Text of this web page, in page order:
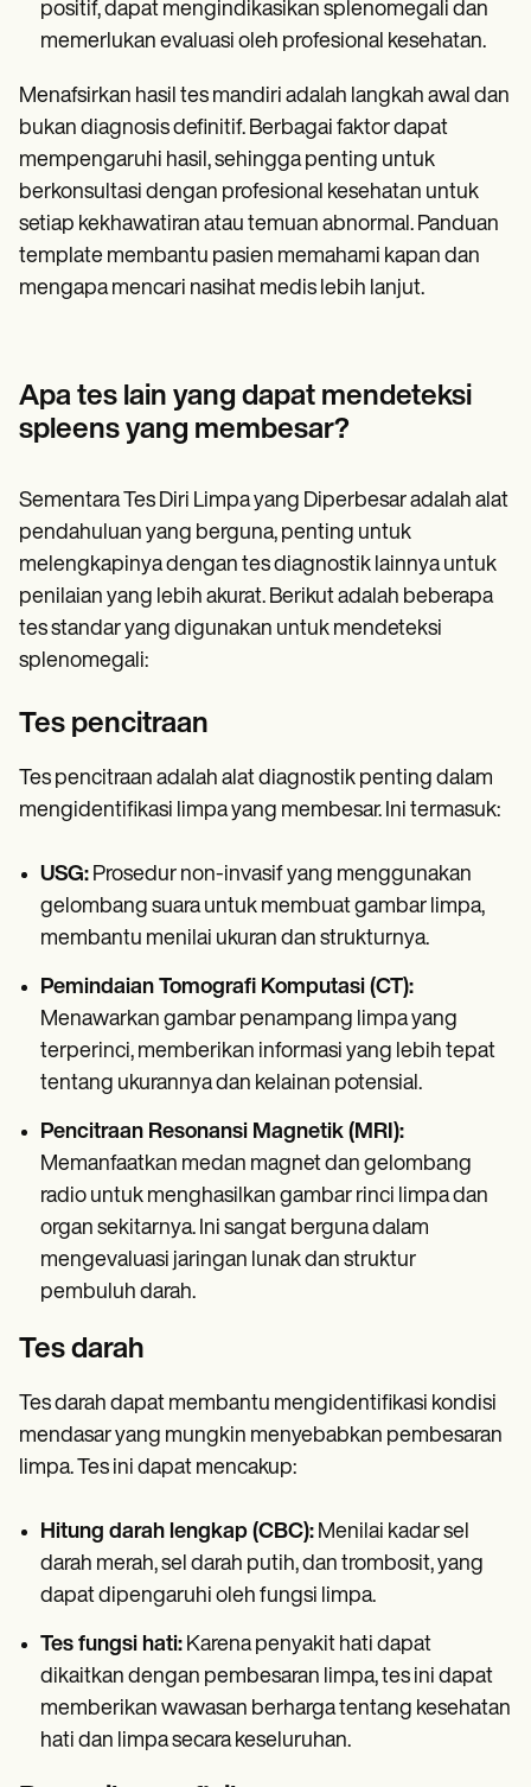
positif, dapat mengindikasikan splenomegali dan
memerlukan evaluasi oleh profesional kesehatan.
Menafsirkan hasil tes mandiri adalah langkah awal dan
bukan diagnosis definitif. Berbagai faktor dapat
mempengaruhi hasil, sehingga penting untuk
berkonsultasi dengan profesional kesehatan untuk
setiap kekhawatiran atau temuan abnormal. Panduan
template membantu pasien memahami kapan dan
mengapa mencari nasihat medis lebih lanjut.
Apa tes lain yang dapat mendeteksi
spleens yang membesar?
Sementara Tes Diri Limpa yang Diperbesar adalah alat
pendahuluan yang berguna, penting untuk
melengkapinya dengan tes diagnostik lainnya untuk
penilaian yang lebih akurat. Berikut adalah beberapa
tes standar yang digunakan untuk mendeteksi
splenomegali:
Tes pencitraan
Tes pencitraan adalah alat diagnostik penting dalam
mengidentifikasi limpa yang membesar. Ini termasuk:
USG: Prosedur non-invasif yang menggunakan
gelombang suara untuk membuat gambar limpa,
membantu menilai ukuran dan strukturnya.
Pemindaian Tomografi Komputasi (CT):
Menawarkan gambar penampang limpa yang
terperinci, memberikan informasi yang lebih tepat
tentang ukurannya dan kelainan potensial.
Pencitraan Resonansi Magnetik (MRI):
Memanfaatkan medan magnet dan gelombang
radio untuk menghasilkan gambar rinci limpa dan
organ sekitarnya. Ini sangat berguna dalam
mengevaluasi jaringan lunak dan struktur
pembuluh darah.
Tes darah
Tes darah dapat membantu mengidentifikasi kondisi
mendasar yang mungkin menyebabkan pembesaran
limpa. Tes ini dapat mencakup:
Hitung darah lengkap (CBC): Menilai kadar sel
darah merah, sel darah putih, dan trombosit, yang
dapat dipengaruhi oleh fungsi limpa.
Tes fungsi hati: Karena penyakit hati dapat
dikaitkan dengan pembesaran limpa, tes ini dapat
memberikan wawasan berharga tentang kesehatan
hati dan limpa secara keseluruhan.